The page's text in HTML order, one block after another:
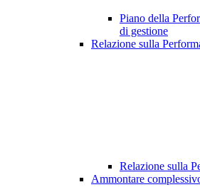
Piano della
di gestione
Relazione sulla
Relazione sulla
Ammontare